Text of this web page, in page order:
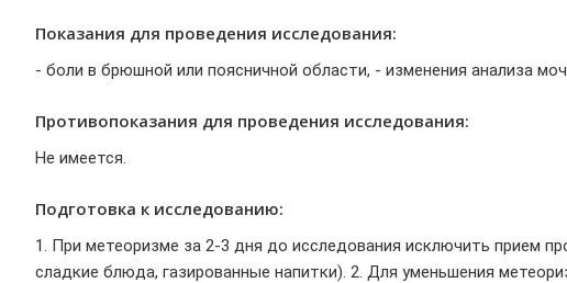
Показания для проведения исследования:
- боли в брюшной или поясничной области, - изменения анализа
Противопоказания для проведения исследования:
Не имеется.
Подготовка к исследованию:
1. При метеоризме за 2-3 дня до исследования исключить прием
сладкие блюда, газированные напитки). 2. Для уменьшения